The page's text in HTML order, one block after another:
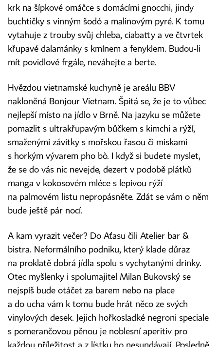
krk na šípkové omáčce s domácími gnocchi, jindy
buchtičky s vinným šodó a malinovým pyré. K tomu
vytahuje z trouby svůj chleba, ciabatty a ve čtvrtek
křupavé dalamánky s kmínem a fenyklem. Budou‑li
mít povidlové frgále, neváhejte a berte.
Hvězdou vietnamské kuchyně je areálu BBV
nakloněná Bonjour Vietnam. Špitá se, že je to vůbec
nejlepší místo na jídlo v Brně. Na jazyku se můžete
pomazlit s ultrakřupavým bůčkem s kimchi a rýží,
smaženými závitky s mořskou řasou či miskami
s horkým vývarem pho bò. I když si budete myslet,
že se do vás nic nevejde, dezert v podobě plátků
manga v kokosovém mléce s lepivou rýží
na palmovém listu nepropásněte. Zdát se vám o něm
bude ještě pár nocí.
A kam vyrazit večer? Do Aťasu čili Atelier bar &
bistra. Neformálního podniku, který klade důraz
na proklatě dobrá jídla spolu s vychytanými drinky.
Otec myšlenky i spolumajitel Milan Bukovský se
nejspíš bude otáčet za barem nebo na place
a do ucha vám k tomu bude hrát něco ze svých
vinylových desek. Jejich hořkosladké negroni speciale
s pomerančovou pěnou je noblesní aperitiv pro